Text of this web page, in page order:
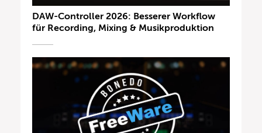
DAW-Controller 2026: Besserer Workflow
für Recording, Mixing & Musikproduktion